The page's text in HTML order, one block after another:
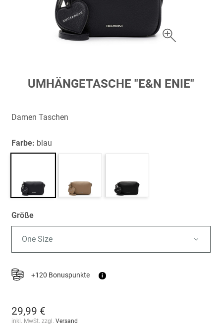
Anfang
springen
UMHÄNGETASCHE "E&N ENIE"
Damen Taschen
Farbe: blau
Größe
One Size
+120 Bonuspunkte i
29,99 €
inkl. MwSt. zzgl. Versand